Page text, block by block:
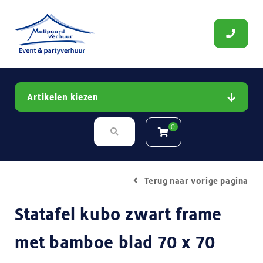
Artikelen kiezen
0
Terug naar vorige pagina
Statafel kubo zwart frame
met bamboe blad 70 x 70